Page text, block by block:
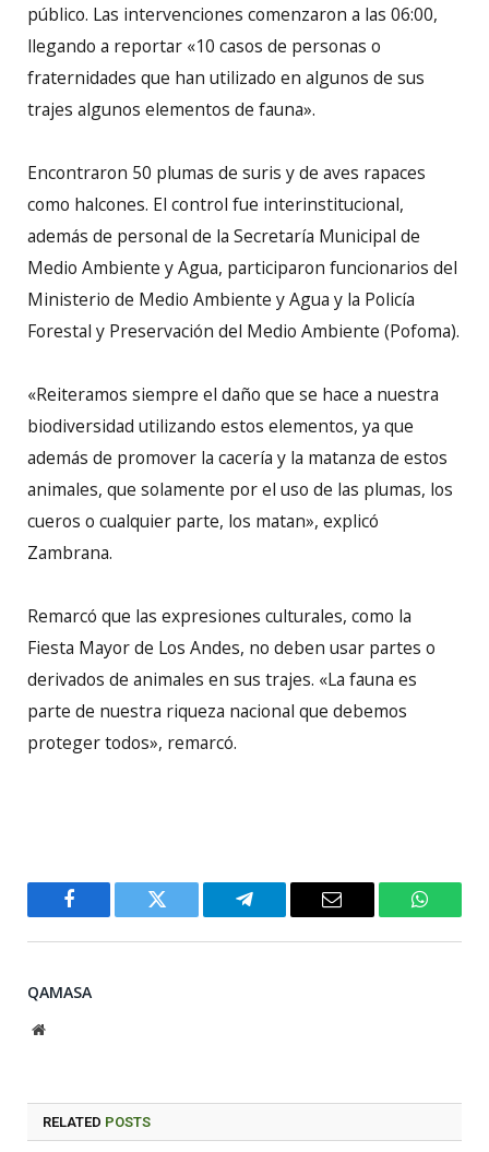
público. Las intervenciones comenzaron a las 06:00,
llegando a reportar «10 casos de personas o
fraternidades que han utilizado en algunos de sus
trajes algunos elementos de fauna».
Encontraron 50 plumas de suris y de aves rapaces
como halcones. El control fue interinstitucional,
además de personal de la Secretaría Municipal de
Medio Ambiente y Agua, participaron funcionarios del
Ministerio de Medio Ambiente y Agua y la Policía
Forestal y Preservación del Medio Ambiente (Pofoma).
«Reiteramos siempre el daño que se hace a nuestra
biodiversidad utilizando estos elementos, ya que
además de promover la cacería y la matanza de estos
animales, que solamente por el uso de las plumas, los
cueros o cualquier parte, los matan», explicó
Zambrana.
Remarcó que las expresiones culturales, como la
Fiesta Mayor de Los Andes, no deben usar partes o
derivados de animales en sus trajes. «La fauna es
parte de nuestra riqueza nacional que debemos
proteger todos», remarcó.
Facebook Twitter Telegram Email
QAMASA
Website
RELATED POSTS